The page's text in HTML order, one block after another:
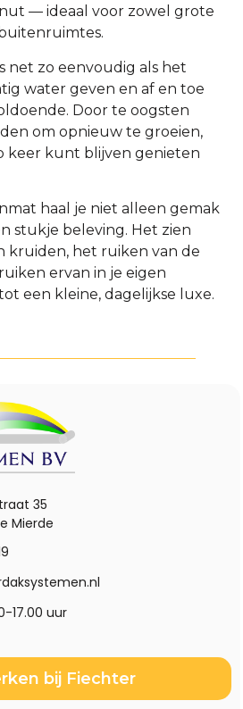
— ideaal voor zowel grote
net zo eenvoudig als het
water geven en af en toe
Door te oogsten
om opnieuw te groeien,
keer kunt blijven genieten
haal je niet alleen gemak
stukje beleving. Het zien
kruiden, het ruiken van de
ervan in je eigen
een kleine, dagelijkse luxe.
35
Mierde
17.00 uur
bij Fiechter